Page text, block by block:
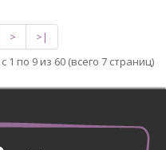
>
>|
1 по 9 из 60 (всего 7 страниц)